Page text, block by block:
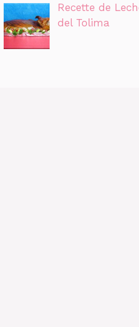
Recette de
del Tolima